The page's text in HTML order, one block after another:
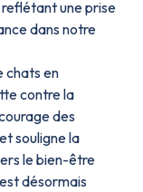
une prise
dans notre
chats en
contre la
des
souligne la
le bien-être
désormais